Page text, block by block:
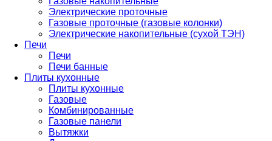
Электрические проточные
Газовые проточные (газовые колонки)
Электрические накопительные (сухой ТЭН)
Печи
Печи
Печи банные
Плиты кухонные
Плиты кухонные
Газовые
Комбинированные
Газовые панели
Вытяжки